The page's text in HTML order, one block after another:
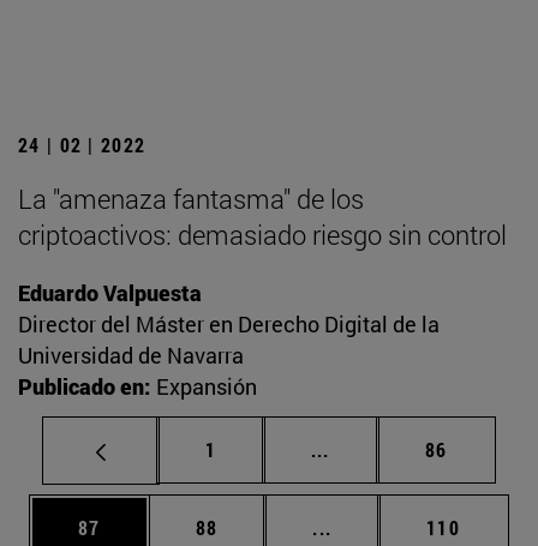
24 | 02 | 2022
La "amenaza fantasma" de los
criptoactivos: demasiado riesgo sin control
Eduardo Valpuesta
Director del Máster en Derecho Digital de la
Universidad de Navarra
Publicado en: Expansión
Página
1 ... Páginas intermedias
Página
86
Página
87 Página
88 ... Páginas intermedias
Página
110